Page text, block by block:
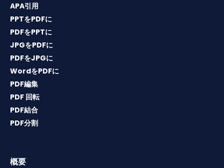
APA引用
PPTをPDFに
PDFをPPTに
JPGをPDFに
PDFをJPGに
WordをPDFに
PDF編集
PDF 回転
PDF結合
PDF分割
概要